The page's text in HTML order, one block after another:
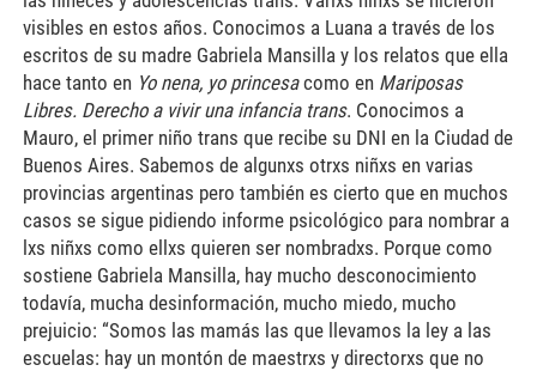
visibles en estos años. Conocimos a Luana a través de los
escritos de su madre Gabriela Mansilla y los relatos que ella
hace tanto en Yo nena, yo princesacomo en Mariposas
Libres. Derecho a vivir una infancia trans. Conocimos a
Mauro, el primer niño trans que recibe su DNI en la Ciudad de
Buenos Aires. Sabemos de algunxs otrxs niñxs en varias
provincias argentinas pero también es cierto que en muchos
casos se sigue pidiendo informe psicológico para nombrar a
lxs niñxs como ellxs quieren ser nombradxs. Porque como
sostiene Gabriela Mansilla, hay mucho desconocimiento
todavía, mucha desinformación, mucho miedo, mucho
prejuicio: “Somos las mamás las que llevamos la ley a las
escuelas: hay un montón de maestrxs y directorxs que no